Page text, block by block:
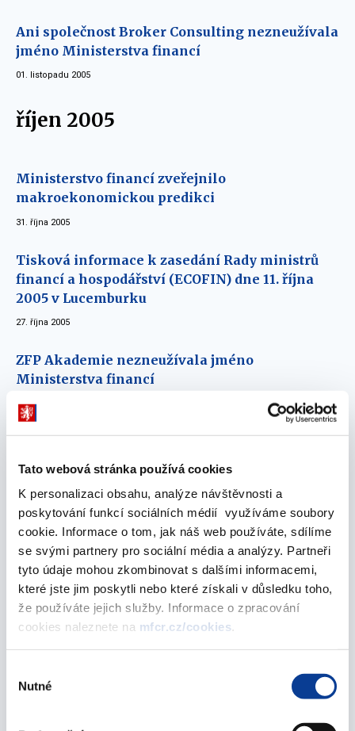
Tato webová stránka používá cookies
K personalizaci obsahu, analýze návštěvnosti a
poskytování funkcí sociálních médií využíváme soubory
cookie. Informace o tom, jak náš web používáte, sdílíme
se svými partnery pro sociální média a analýzy. Partneři
tyto údaje mohou zkombinovat s dalšími informacemi,
které jste jim poskytli nebo které získali v důsledku toho,
že používáte jejich služby. Informace o zpracování
cookies naleznete na mfcr.cz/cookies.
souhlasu
Nutné
Ani společnost Broker Consulting nezneužívala
jméno Ministerstva financí
01. listopadu 2005
říjen 2005
Ministerstvo financí zveřejnilo
makroekonomickou predikci
31. října 2005
Tisková informace k zasedání Rady ministrů
financí a hospodářství (ECOFIN) dne 11. října
2005 v Lucemburku
27. října 2005
ZFP Akademie nezneužívala jméno
Ministerstva financí
26. října 2005
Ministerstvo financí nalezlo společně s
mobilními operátory řešení DPH u dárcovských
26. října 2005
Ministerstvo financí navrhuje zvláštní režim
při obchodování se zlatem v oblasti daně z
přidané hodnoty
26. října 2005
25. října 2005